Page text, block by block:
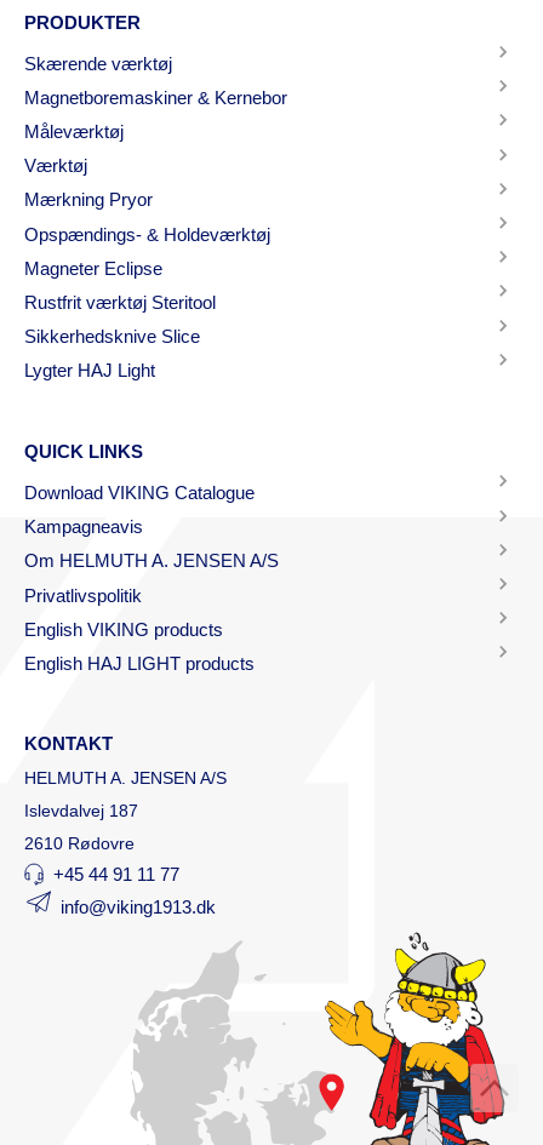
PRODUKTER
Skærende værktøj
Magnetboremaskiner & Kernebor
Måleværktøj
Værktøj
Mærkning Pryor
Opspændings- & Holdeværktøj
Magneter Eclipse
Rustfrit værktøj Steritool
Sikkerhedsknive Slice
Lygter HAJ Light
QUICK LINKS
Download VIKING Catalogue
Kampagneavis
Om HELMUTH A. JENSEN A/S
Privatlivspolitik
English VIKING products
English HAJ LIGHT products
KONTAKT
HELMUTH A. JENSEN A/S
Islevdalvej 187
2610 Rødovre
+45 44 91 11 77
info@viking1913.dk